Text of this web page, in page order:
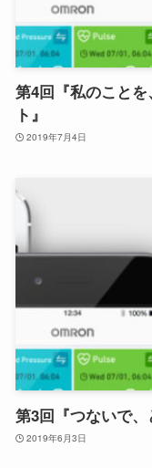
第4回『私のこと
ト』
2019年7月4日
第3回『つないで、
2019年6月3日